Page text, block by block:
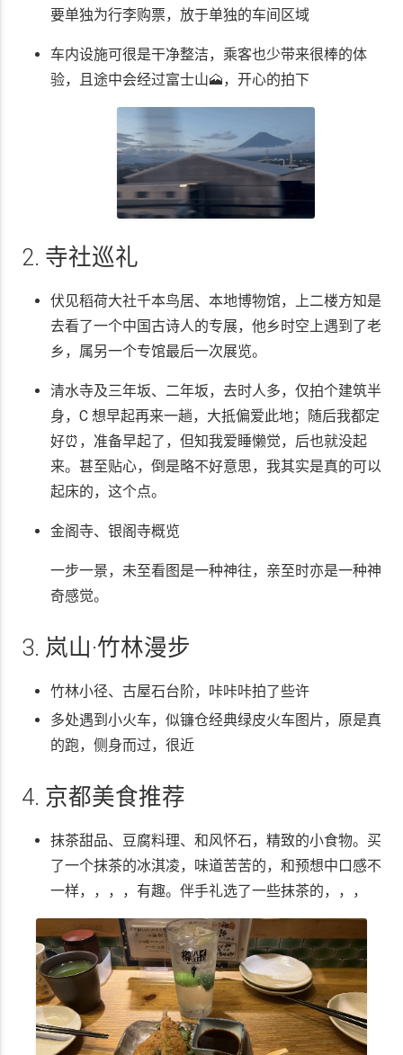
要单独为行李购票，放于单独的车间区域
车内设施可很是干净整洁，乘客也少带来很棒的体
验，且途中会经过富士山🗻，开心的拍下
2. 寺社巡礼
伏见稻荷大社千本鸟居、本地博物馆，上二楼方知是
去看了一个中国古诗人的专展，他乡时空上遇到了老
乡，属另一个专馆最后一次展览。
清水寺及三年坂、二年坂，去时人多，仅拍个建筑半
身，C 想早起再来一趟，大抵偏爱此地；随后我都定
好⏰，准备早起了，但知我爱睡懒觉，后也就没起
来。甚至贴心，倒是略不好意思，我其实是真的可以
起床的，这个点。
金阁寺、银阁寺概览
一步一景，未至看图是一种神往，亲至时亦是一种神
奇感觉。
3. 岚山·竹林漫步
竹林小径、古屋石台阶，咔咔咔拍了些许
多处遇到小火车，似镰仓经典绿皮火车图片，原是真
的跑，侧身而过，很近
4. 京都美食推荐
抹茶甜品、豆腐料理、和风怀石，精致的小食物。买
了一个抹茶的冰淇凌，味道苦苦的，和预想中口感不
一样，，，，有趣。伴手礼选了一些抹茶的，，，